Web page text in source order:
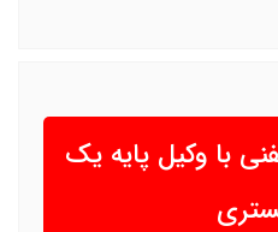
با وکیل پایه یک